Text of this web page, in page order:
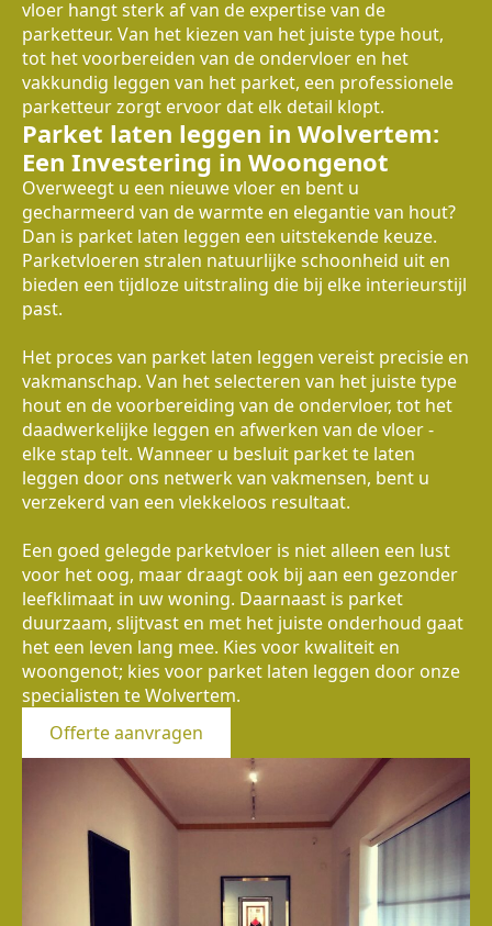
vloer hangt sterk af van de expertise van de
parketteur. Van het kiezen van het juiste type hout,
tot het voorbereiden van de ondervloer en het
vakkundig leggen van het parket, een professionele
parketteur zorgt ervoor dat elk detail klopt.
Parket laten leggen in Wolvertem:
Een Investering in Woongenot
Overweegt u een nieuwe vloer en bent u
gecharmeerd van de warmte en elegantie van hout?
Dan is parket laten leggen een uitstekende keuze.
Parketvloeren stralen natuurlijke schoonheid uit en
bieden een tijdloze uitstraling die bij elke interieurstijl
past.
Het proces van parket laten leggen vereist precisie en
vakmanschap. Van het selecteren van het juiste type
hout en de voorbereiding van de ondervloer, tot het
daadwerkelijke leggen en afwerken van de vloer -
elke stap telt. Wanneer u besluit parket te laten
leggen door ons netwerk van vakmensen, bent u
verzekerd van een vlekkeloos resultaat.
Een goed gelegde parketvloer is niet alleen een lust
voor het oog, maar draagt ook bij aan een gezonder
leefklimaat in uw woning. Daarnaast is parket
duurzaam, slijtvast en met het juiste onderhoud gaat
het een leven lang mee. Kies voor kwaliteit en
woongenot; kies voor parket laten leggen door onze
specialisten te Wolvertem.
Offerte aanvragen